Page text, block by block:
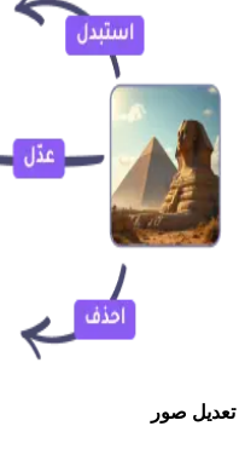
تعديل صور